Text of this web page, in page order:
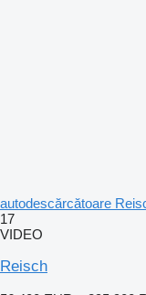
autodescărcătoare
17
VIDEO
Reisch